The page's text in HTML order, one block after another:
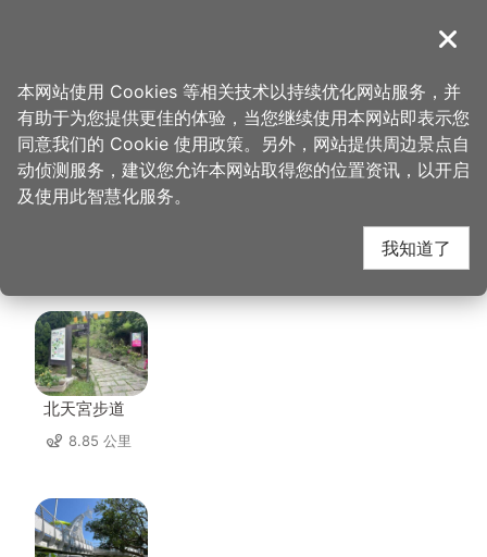
導覽
首页 > 想去的地方 > 住宿 > 福容大饭店-桃园店
福容大饭店-桃园店 周
边景点
北天宮步道
8.85 公里
关闭
本网站使用 Cookies 等相关技术以持续优化网站服务，并
有助于为您提供更佳的体验，当您继续使用本网站即表示您
同意我们的 Cookie 使用政策。另外，网站提供周边景点自
动侦测服务，建议您允许本网站取得您的位置资讯，以开启
及使用此智慧化服务。
我知道了